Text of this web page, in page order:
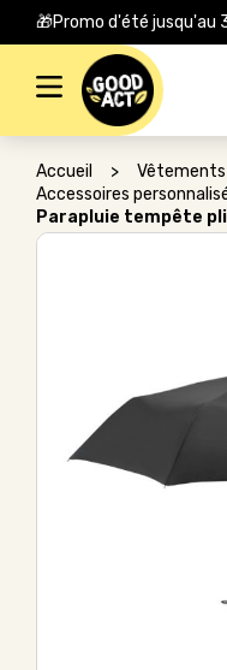
🎁Promo d'été jusqu'au
Rechercher :
Accueil > Vêtements
Accessoires
Parapluie tempête